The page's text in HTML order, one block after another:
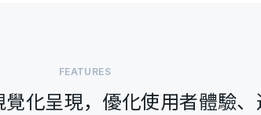
FEATURES
化呈現，優化使用者體驗